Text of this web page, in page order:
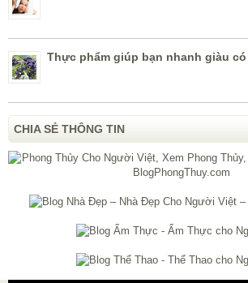
Thực phẩm giúp bạn nhanh giàu có
CHIA SẺ THÔNG TIN